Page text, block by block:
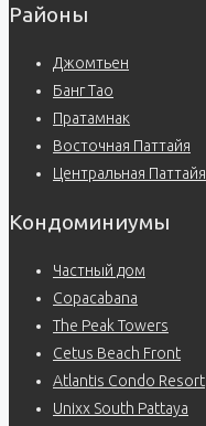
Районы
Джомтьен
Банг Тао
Пратамнак
Восточная Паттайя
Центральная Паттайя
Кондоминиумы
Частный дом
Copacabana
The Peak Towers
Cetus Beach Front
Atlantis Condo Resort
Unixx South Pattaya